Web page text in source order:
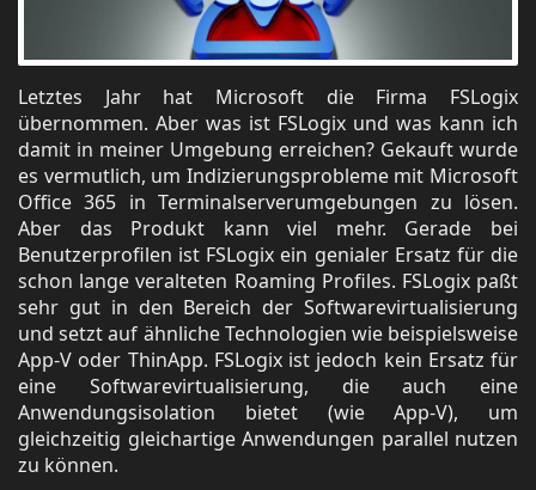
Letztes Jahr hat Microsoft die Firma FSLogix
übernommen. Aber was ist FSLogix und was kann ich
damit in meiner Umgebung erreichen? Gekauft wurde
es vermutlich, um Indizierungsprobleme mit Microsoft
Office 365 in Terminalserverumgebungen zu lösen.
Aber das Produkt kann viel mehr. Gerade bei
Benutzerprofilen ist FSLogix ein genialer Ersatz für die
schon lange veralteten Roaming Profiles. FSLogix paßt
sehr gut in den Bereich der Softwarevirtualisierung
und setzt auf ähnliche Technologien wie beispielsweise
App-V oder ThinApp. FSLogix ist jedoch kein Ersatz für
eine Softwarevirtualisierung, die auch eine
Anwendungsisolation bietet (wie App-V), um
gleichzeitig gleichartige Anwendungen parallel nutzen
zu können.